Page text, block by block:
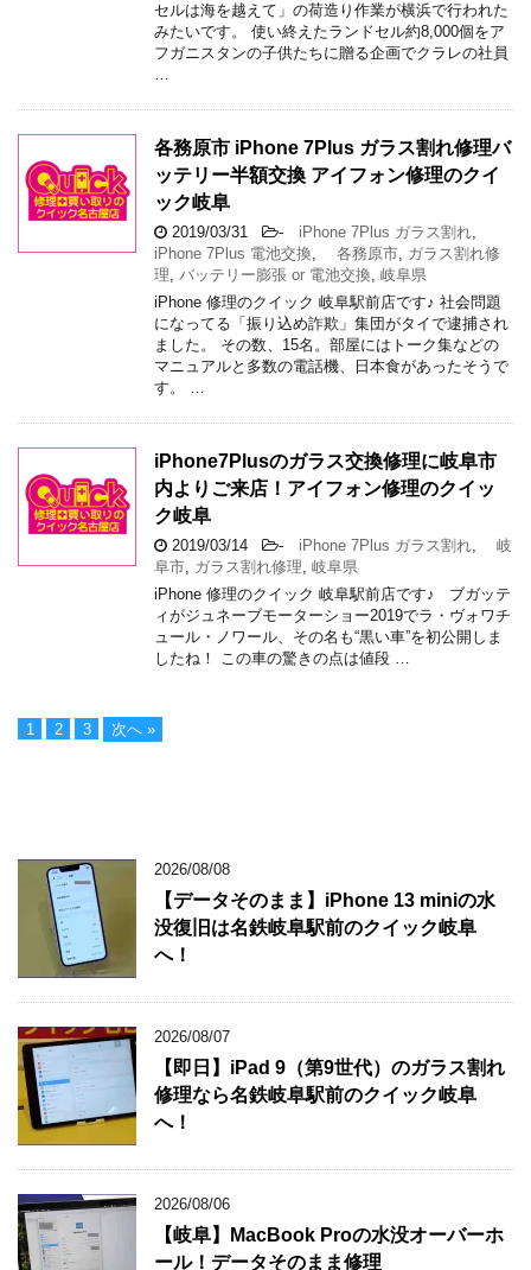
セルは海を越えて」の荷造り作業が横浜で行われた
みたいです。 使い終えたランドセル約8,000個をア
フガニスタンの子供たちに贈る企画でクラレの社員
…
各務原市 iPhone 7Plus ガラス割れ修理バ
ッテリー半額交換 アイフォン修理のクイ
ック岐阜
2019/03/31 - iPhone 7Plus ガラス割れ,
iPhone 7Plus 電池交換, 各務原市, ガラス割れ修
理, バッテリー膨張 or 電池交換, 岐阜県
iPhone 修理のクイック 岐阜駅前店です♪ 社会問題
になってる「振り込め詐欺」集団がタイで逮捕され
ました。 その数、15名。部屋にはトーク集などの
マニュアルと多数の電話機、日本食があったそうで
す。 …
iPhone7Plusのガラス交換修理に岐阜市
内よりご来店！アイフォン修理のクイッ
ク岐阜
2019/03/14 - iPhone 7Plus ガラス割れ,
岐
阜市, ガラス割れ修理, 岐阜県
iPhone 修理のクイック 岐阜駅前店です♪ ブガッテ
ィがジュネーブモーターショー2019でラ・ヴォワチ
ュール・ノワール、その名も“黒い車”を初公開しま
したね！ この車の驚きの点は値段 …
1 2 3 次へ »
2026/08/08
【データそのまま】iPhone 13 miniの水
没復旧は名鉄岐阜駅前のクイック岐阜
へ！
2026/08/07
【即日】iPad 9（第9世代）のガラス割れ
修理なら名鉄岐阜駅前のクイック岐阜
へ！
2026/08/06
【岐阜】MacBook Proの水没オーバーホ
ール！データそのまま修理